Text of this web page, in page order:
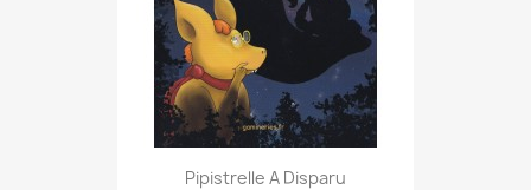
Pipistrelle A Disparu